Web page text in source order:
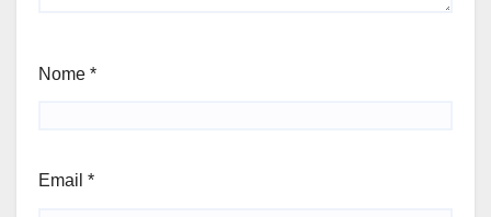
Nome *
Email *